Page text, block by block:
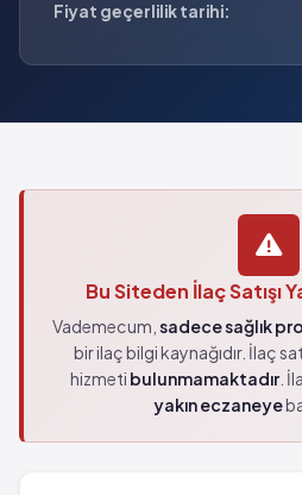
Fiyat geçerlilik tarihi:
Bu Siteden İlaç Satışı
Vademecum, sadece sağlık
bir ilaç bilgi kaynağıdır. İlaç
hizmeti bulunmamaktadır.
yakın eczaneye